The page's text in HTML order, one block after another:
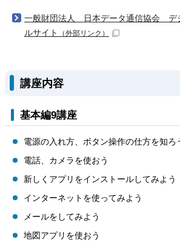
一般財団法人 日本データ通信協会 デ
ルサイト
（外部リンク）
講座内容
基本編9講座
電源の入れ方、ボタン操作の仕方を知ろ
電話、カメラを使おう
新しくアプリをインストールしてみよう
インターネットを使ってみよう
メールをしてみよう
地図アプリを使おう